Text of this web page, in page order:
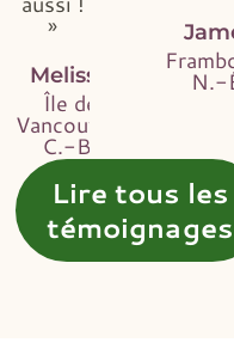
»
Melissa
Île de
Vancouver,
C.-B.
N.-
Lire tous les
témoignages